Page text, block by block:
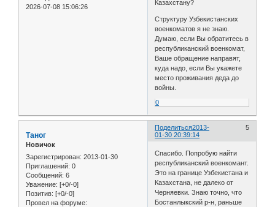
2026-07-08 15:06:26
Казахстану?
Структуру Узбекистанских
военкоматов я не знаю.
Думаю, если Вы обратитесь в
республиканский военкомат,
Ваше обращение направят,
куда надо, если Вы укажете
место проживания деда до
войны.
0
Поделиться 5
2013-
01-30 20:39:14
Таног
Новичок
Зарегистрирован: 2013-01-30
Приглашений: 0
Сообщений: 6
Уважение: [+0/-0]
Позитив: [+0/-0]
Провел на форуме:
Спасибо. Попробую найти
республиканский военкомант.
Это на границе Узбекистана и
Казахстана, не далеко от
Черняевки. Знаю точно, что
Бостанлыкский р-н, раньше